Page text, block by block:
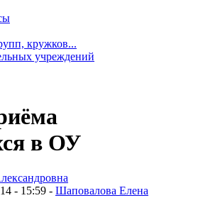
кружков...
учреждений
в ОУ
- 15:59 - Шаповалова Елена